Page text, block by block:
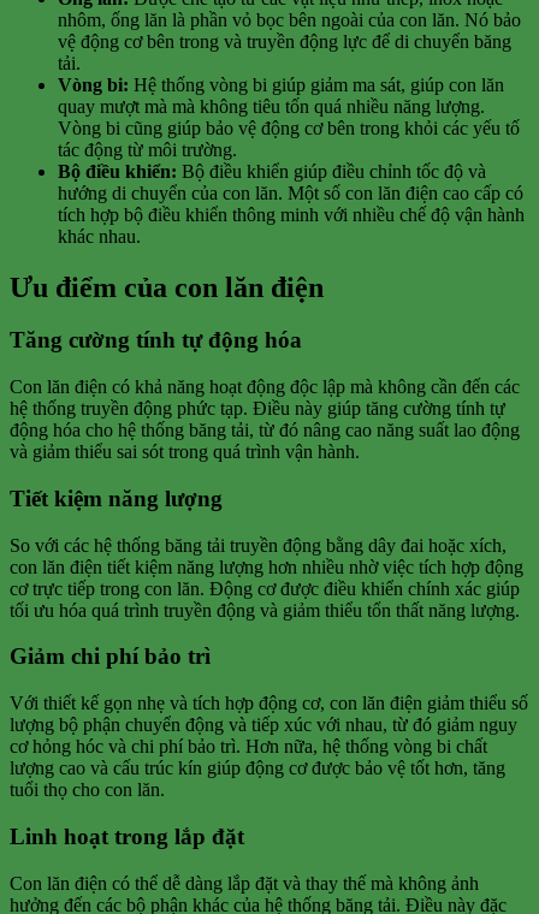
nhôm, ống lăn là phần vỏ bọc bên ngoài của con lăn. Nó bảo
vệ động cơ bên trong và truyền động lực để di chuyển băng
tải.
Vòng bi: Hệ thống vòng bi giúp giảm ma sát, giúp con lăn
quay mượt mà mà không tiêu tốn quá nhiều năng lượng.
Vòng bi cũng giúp bảo vệ động cơ bên trong khỏi các yếu tố
tác động từ môi trường.
Bộ điều khiển: Bộ điều khiển giúp điều chỉnh tốc độ và
hướng di chuyển của con lăn. Một số con lăn điện cao cấp có
tích hợp bộ điều khiển thông minh với nhiều chế độ vận hành
khác nhau.
Ưu điểm của con lăn điện
Tăng cường tính tự động hóa
Con lăn điện có khả năng hoạt động độc lập mà không cần đến các
hệ thống truyền động phức tạp. Điều này giúp tăng cường tính tự
động hóa cho hệ thống băng tải, từ đó nâng cao năng suất lao động
và giảm thiểu sai sót trong quá trình vận hành.
Tiết kiệm năng lượng
So với các hệ thống băng tải truyền động bằng dây đai hoặc xích,
con lăn điện tiết kiệm năng lượng hơn nhiều nhờ việc tích hợp động
cơ trực tiếp trong con lăn. Động cơ được điều khiển chính xác giúp
tối ưu hóa quá trình truyền động và giảm thiểu tổn thất năng lượng.
Giảm chi phí bảo trì
Với thiết kế gọn nhẹ và tích hợp động cơ, con lăn điện giảm thiểu số
lượng bộ phận chuyển động và tiếp xúc với nhau, từ đó giảm nguy
cơ hỏng hóc và chi phí bảo trì. Hơn nữa, hệ thống vòng bi chất
lượng cao và cấu trúc kín giúp động cơ được bảo vệ tốt hơn, tăng
tuổi thọ cho con lăn.
Linh hoạt trong lắp đặt
Con lăn điện có thể dễ dàng lắp đặt và thay thế mà không ảnh
hưởng đến các bộ phận khác của hệ thống băng tải. Điều này đặc